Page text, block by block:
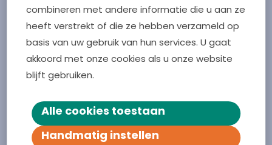
combineren met andere informatie die u aan ze
heeft verstrekt of die ze hebben verzameld op
basis van uw gebruik van hun services. U gaat
akkoord met onze cookies als u onze website
blijft gebruiken.
Handmatig instellen
Alle cookies toestaan
Vervolg
Na 1 december worden er online sessies (webinars)
georganiseerd waarin de vernieuwde werkwijze
wordt gepresenteerd. Alle zorg- en welzijnspartijen
in Zeeland zijn van harte uitgenodigd om hierbij aan
te sluiten op 2 of 9 december.
Bekijkhier de uitnodigingen meld je aan.